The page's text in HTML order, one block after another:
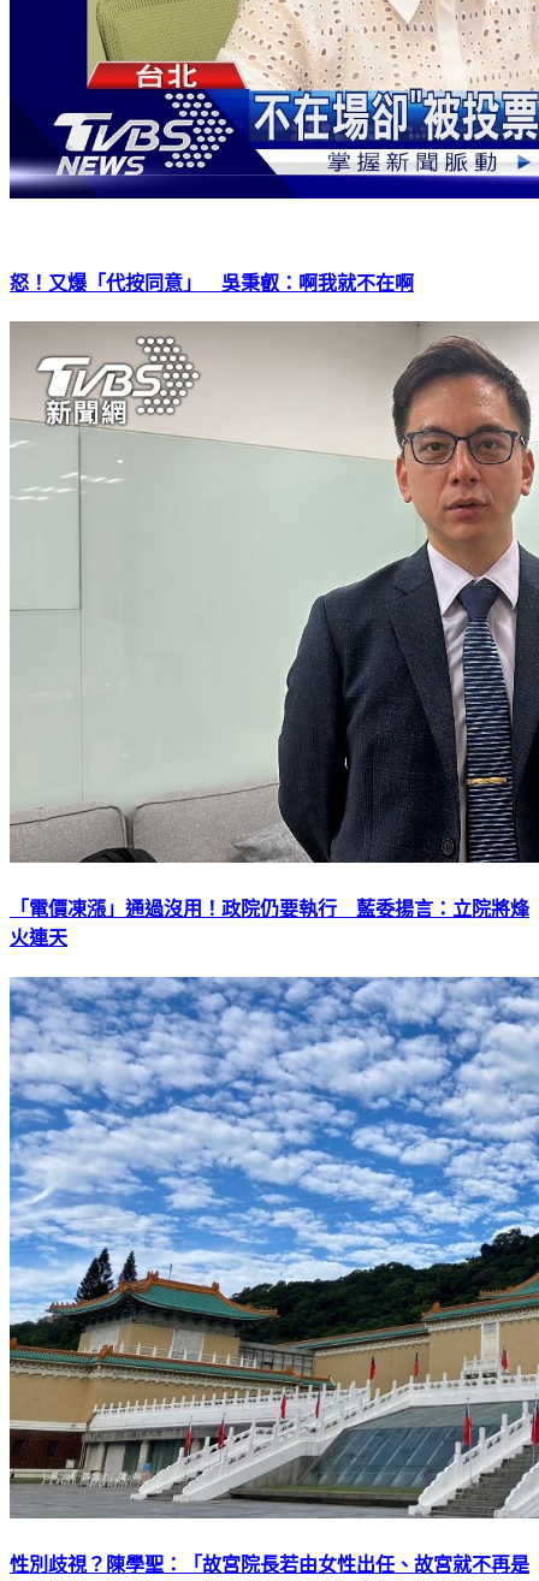
怒！又爆「代按同意」 吳秉叡：啊我就不在啊
「電價凍漲」通過沒用！政院仍要執行 藍委揚言：立院將烽
火連天
性別歧視？陳學聖：「故宮院長若由女性出任、故宮就不再是